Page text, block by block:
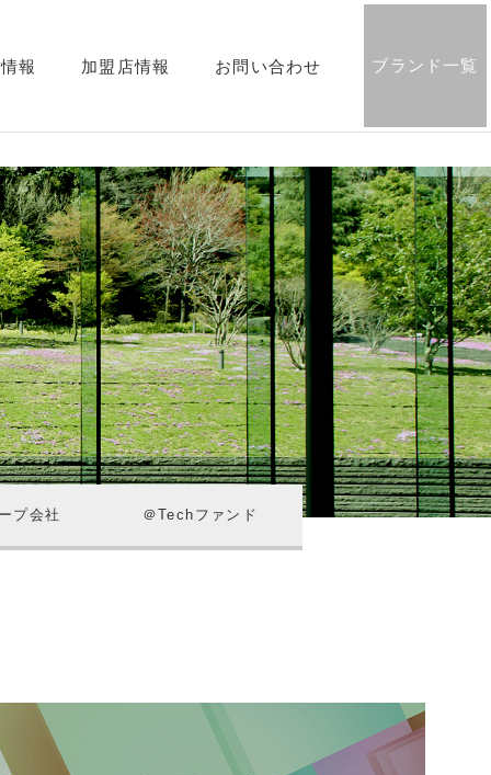
報 加盟店情報 お問い合わせ ブランド一覧
プ会社 ＠Techファンド